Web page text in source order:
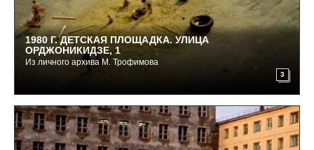
3
1980 Г. ДЕТСКАЯ ПЛОЩАДКА. УЛИЦА
ОРДЖОНИКИДЗЕ, 1
Из личного архива М. Трофимова